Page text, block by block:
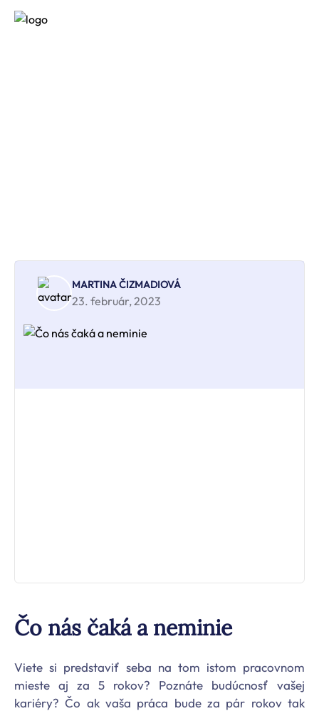
MARTINA ČIZMADIOVÁ
23. február, 2023
Čo nás čaká a neminie
Viete si predstaviť seba na tom istom pracovnom
mieste aj za 5 rokov? Poznáte budúcnosť vašej
kariéry? Čo ak vaša práca bude za pár rokov tak